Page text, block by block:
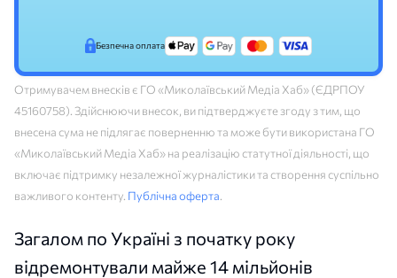
Безпечна оплата
Отримувачем внесків є ГО «Миколаївський Медіа Хаб» (ЄДРПОУ
45160758). Здійснюючи внесок, ви підтверджуєте згоду з тим, що
внесена сума не підлягає поверненню та може бути використана ГО
«Миколаївський Медіа Хаб» на реалізацію статутної діяльності, що
включає підтримку незалежної журналістики та створення суспільно
важливого контенту. Публічна оферта.
Загалом по Україні з початку року
відремонтували майже 14 мільйонів